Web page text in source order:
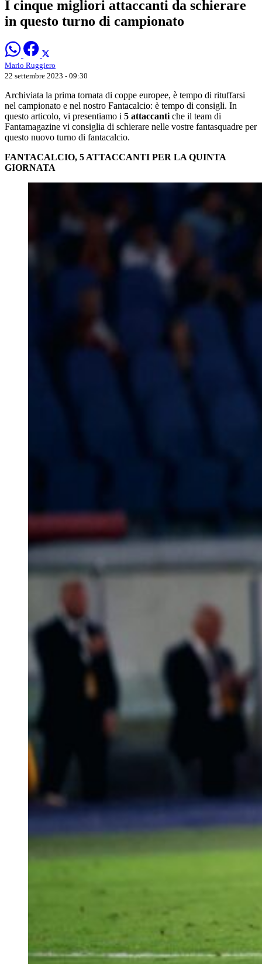
I cinque migliori attaccanti da schierare
in questo turno di campionato
Mario Ruggiero
22 settembre 2023 - 09:30
Archiviata la prima tornata di coppe europee, è tempo di rituffarsi
nel campionato e nel nostro Fantacalcio: è tempo di consigli. In
questo articolo, vi presentiamo i 5 attaccanti che il team di
Fantamagazine vi consiglia di schierare nelle vostre fantasquadre per
questo nuovo turno di fantacalcio.
FANTACALCIO, 5 ATTACCANTI PER LA QUINTA
GIORNATA